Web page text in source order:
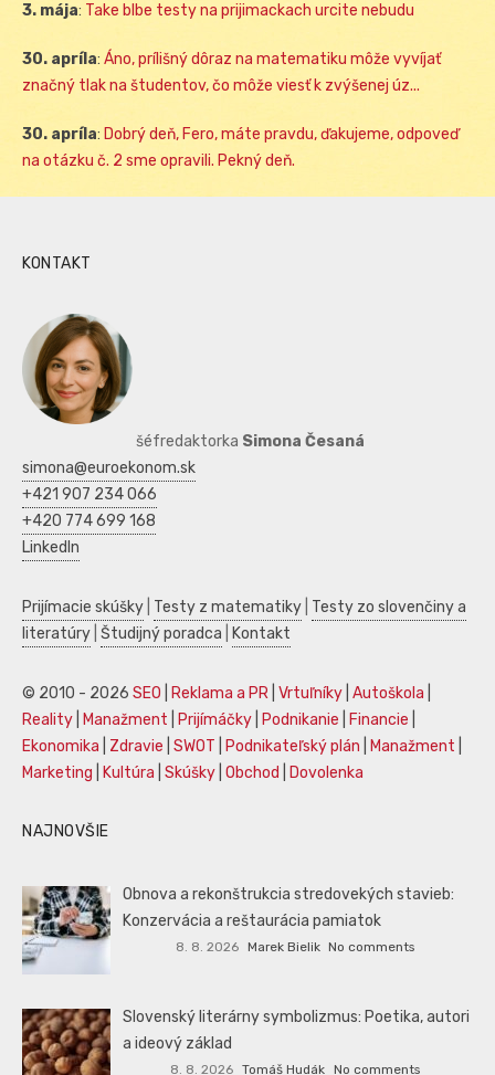
3. mája: Take blbe testy na prijimackach urcite nebudu
30. apríla: Áno, prílišný dôraz na matematiku môže vyvíjať
značný tlak na študentov, čo môže viesť k zvýšenej úz...
30. apríla: Dobrý deň, Fero, máte pravdu, ďakujeme, odpoveď
na otázku č. 2 sme opravili. Pekný deň.
KONTAKT
šéfredaktorka Simona Česaná
simona@euroekonom.sk
+421 907 234 066
+420 774 699 168
LinkedIn
Prijímacie skúšky Testy z matematiky Testy zo slovenčiny a
literatúry Študijný poradca Kontakt
© 2010 - 2026 SEO Reklama a PR Vrtuľníky Autoškola
Reality
Manažment Prijímáčky Podnikanie Financie
Ekonomika
Zdravie SWOT Podnikateľský plán Manažment
Marketing
Kultúra Skúšky Obchod Dovolenka
NAJNOVŠIE
Obnova a rekonštrukcia stredovekých stavieb:
Konzervácia a reštaurácia pamiatok
8. 8. 2026 Marek Bielik No comments
Slovenský literárny symbolizmus: Poetika, autori
a ideový základ
8. 8. 2026 Tomáš Hudák No comments